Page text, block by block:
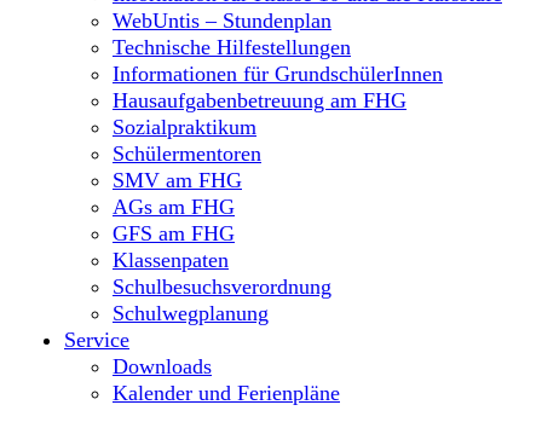
WebUntis – Stundenplan
Technische Hilfestellungen
Informationen für GrundschülerInnen
Hausaufgabenbetreuung am FHG
Sozialpraktikum
Schülermentoren
SMV am FHG
AGs am FHG
GFS am FHG
Klassenpaten
Schulbesuchsverordnung
Schulwegplanung
Service
Downloads
Kalender und Ferienpläne